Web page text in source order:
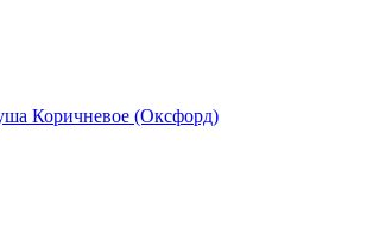
Коричневое (Оксфорд)